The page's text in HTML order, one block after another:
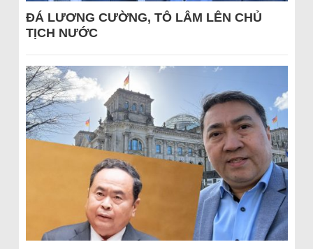
ĐÁ LƯƠNG CƯỜNG, TÔ LÂM LÊN CHỦ
TỊCH NƯỚC